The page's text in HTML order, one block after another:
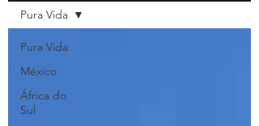
Pura Vida
México
África do
Sul
Pura Vida